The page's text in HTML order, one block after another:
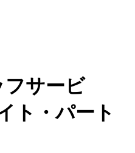
フサービ
ト・パート